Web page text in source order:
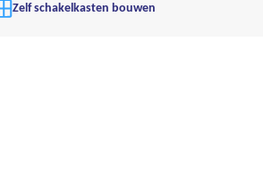
Zelf schakelkasten bouwen